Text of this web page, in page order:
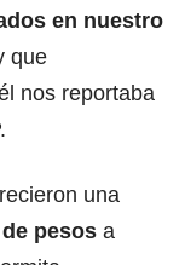
en nuestro
que
nos reportaba
una
pesos a